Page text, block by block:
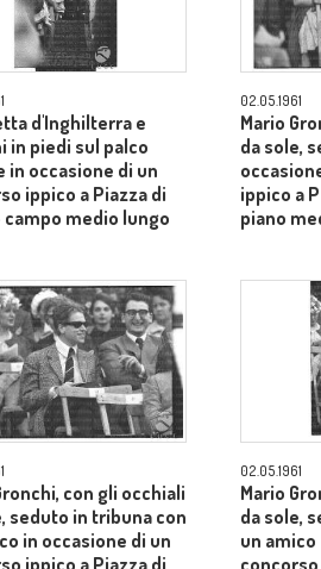
d'Inghilterra e
in piedi sul palco
in occasione di un
ippico a Piazza di
campo medio lungo
02.05.1961
Mario
da sole,
ippico a
piano
con gli occhiali
seduto in tribuna con
in occasione di un
ippico a Piazza di
02.05.1961
Mario
da sole,
un